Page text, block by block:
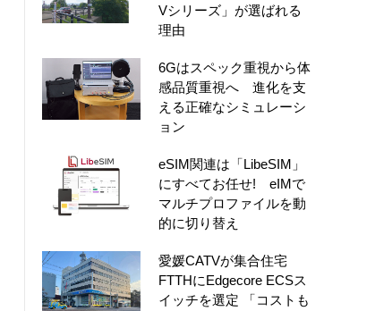
Vシリーズ」が選ばれる
理由
6Gはスペック重視から体
感品質重視へ 進化を支
える正確なシミュレーシ
ョン
eSIM関連は「LibeSIM」
にすべてお任せ! eIMで
マルチプロファイルを動
的に切り替え
愛媛CATVが集合住宅
FTTHにEdgecore ECSス
イッチを選定 「コストも